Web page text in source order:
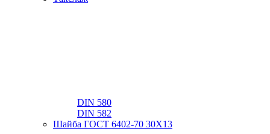
DIN 580
DIN 582
Шайба ГОСТ 6402-70 30Х13